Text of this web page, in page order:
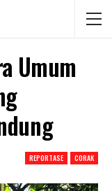
Umum
REPORTASE CORAK